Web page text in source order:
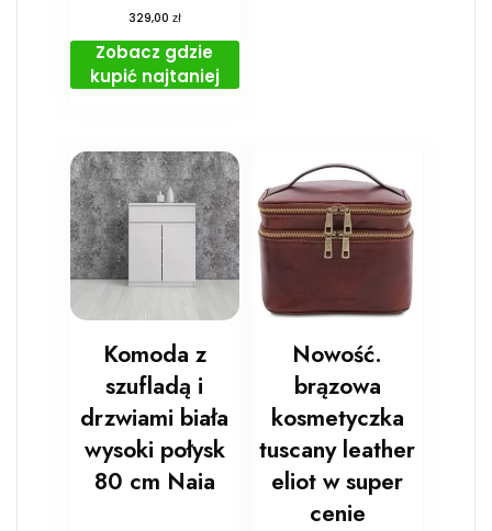
329,00 zł
Zobacz gdzie
kupić najtaniej
Komoda z
szufladą i
drzwiami biała
wysoki połysk
80 cm Naia
Nowość.
brązowa
kosmetyczka
tuscany leather
eliot w super
cenie